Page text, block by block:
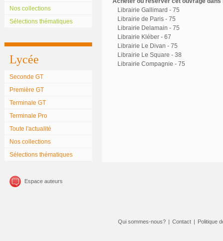
Nos collections
Sélections thématiques
Lycée
Seconde GT
Première GT
Terminale GT
Terminale Pro
Toute l'actualité
Nos collections
Sélections thématiques
Espace auteurs
Librairie Gallimard - 75
Librairie de Paris - 75
Librairie Delamain - 75
Librairie Kléber - 67
Librairie Le Divan - 75
Librairie Le Square - 38
Librairie Compagnie - 75
Qui sommes-nous? | Contact | Politique